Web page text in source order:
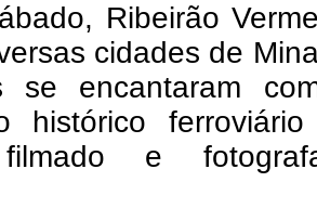
Ribeirão
cidades de
se encantaram
histórico
e